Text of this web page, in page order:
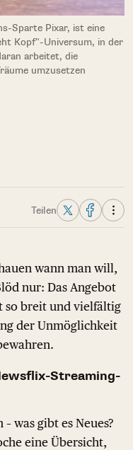
Sparte Pixar, ist eine
Kopf"-Universum, in der
arbeitet, die
umzusetzen
Teilen
wann man will,
nur: Das Angebot
so breit und vielfältig
der Unmöglichkeit
Streaming-
was gibt es Neues?
eine Übersicht,